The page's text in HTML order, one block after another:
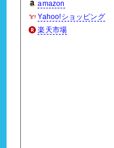
amazon
Yahoo!ショッピング
楽天市場